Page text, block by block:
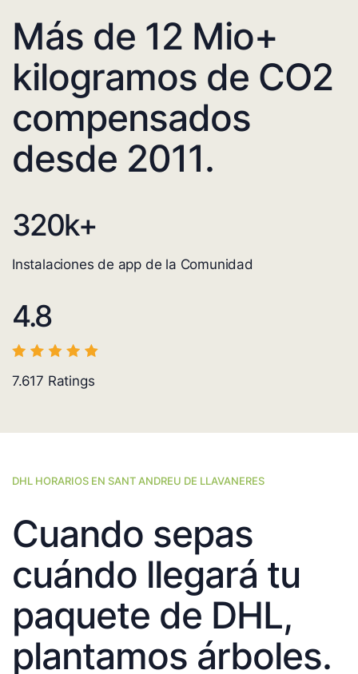
Más de 12 Mio+
kilogramos de CO2
compensados
desde 2011.
320k+
Instalaciones de app de la Comunidad
4.8
7.617 Ratings
DHL HORARIOS EN SANT ANDREU DE LLAVANERES
Cuando sepas
cuándo llegará tu
paquete de DHL,
plantamos árboles.